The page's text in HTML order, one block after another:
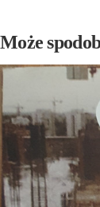
Może